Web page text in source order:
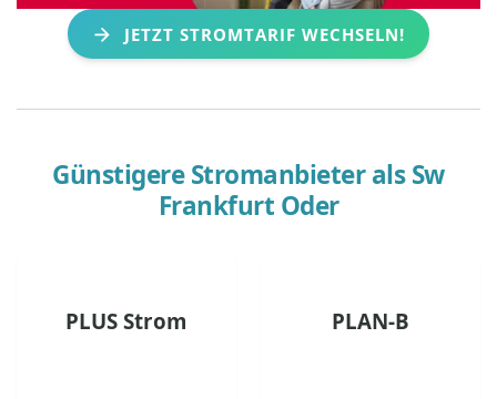
JETZT STROMTARIF WECHSELN!
Günstigere Stromanbieter alsSw
Frankfurt Oder
PLUS Strom PLAN-B